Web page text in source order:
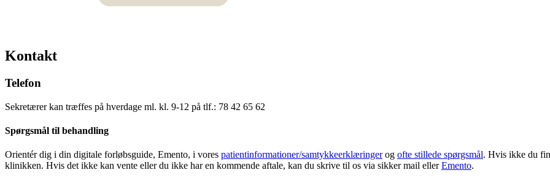
Kontakt
Telefon
Sekretærer kan træffes på hverdage ml. kl. 9-12 på tlf.: 78 42 65 62
Spørgsmål til behandling
Orientér dig i din digitale forløbsguide, Emento, i vores patientinformationer/samtykkeerklæringerog ofte stillede spørgsmål. Hvis ikke du
klinikken. Hvis det ikke kan vente eller du ikke har en kommende aftale, kan du skrive til os via sikker mail ellerEmento.